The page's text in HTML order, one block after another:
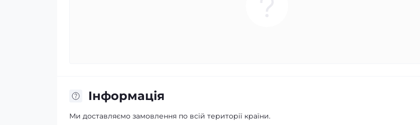
Iнформація
Ми доставляємо замовлення по всій території країни.